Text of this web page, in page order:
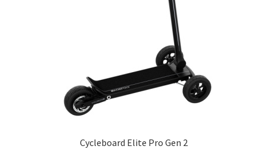
Cycleboard Elite Pro Gen 2